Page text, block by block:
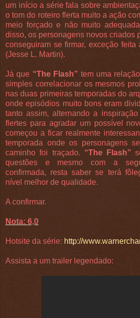
um início a série fala sobre
o tom do roteiro flerta muito a ação
meio forçado e não muito
disso, os personagens novos criados
conseguiram se firmar, exceção feita
(Jesse L. Martin).
Já que “The Flash” tem uma
simples correlacionar os mesmos
nas duas primeiras temporadas do
onde episódios muito bons eram
tanto assim, alternando a
flertes para agradar um possível
começou a ficar realmente
temporada onde os personagens
caminho foi traçado. “The Flash”
questões e mesmo com a
confirmada, resta saber se terá
nível melhor de qualidade.
A confirmar.
Nota: 6,0
Hotsite da série: http://
Assista a um trailer legendado: